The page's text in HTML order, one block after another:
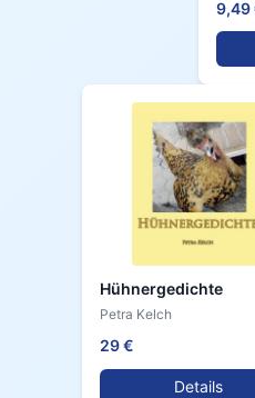
9,49
Hühnergedichte
Petra Kelch
29 €
Details